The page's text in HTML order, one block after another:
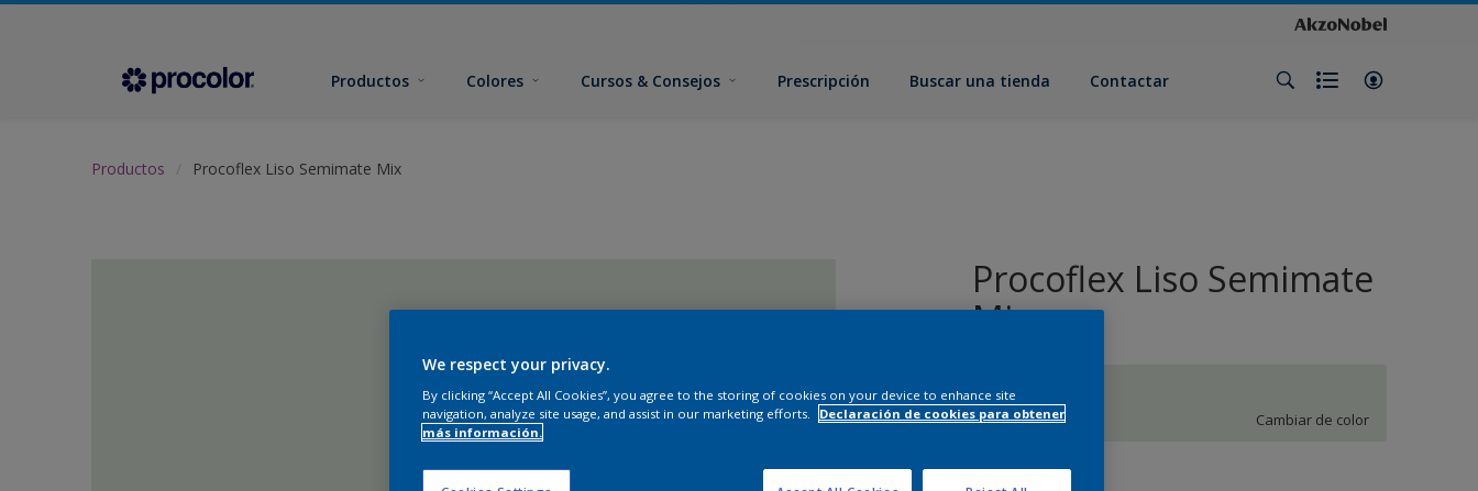
Productos Colores Cursos & Consejos Prescripción Buscar una tienda Contactar
Productos Procoflex Liso Semimate Mix
Procoflex Liso Semimate
Mix
L2.03.87
Cambiar de color
We respect your privacy.
By clicking “Accept All Cookies”, you agree to the storing of cookies on your device to enhance site
navigation, analyze site usage, and assist in our marketing efforts.
Declaración de cookies para obtener
más información.